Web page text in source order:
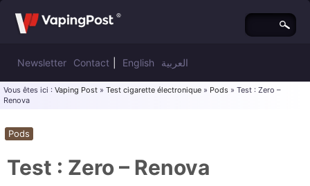
Newsletter Contact English العربية
Vous êtes ici : Vaping Post » Test cigarette électronique » Pods » Test : Zero –
Renova
Test : Zero – Renova
Pods